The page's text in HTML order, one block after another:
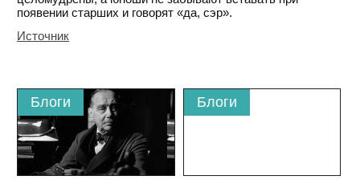
появении старших и говорят «да, сэр».
Источник
Блоги Блоги